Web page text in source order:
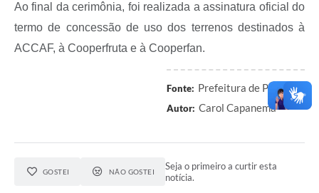
Ao final da cerimônia, foi realizada a assinatura oficial do
termo de concessão de uso dos terrenos destinados à
ACCAF, à Cooperfruta e à Cooperfan.
Fonte: Prefeitura de Paracatu
Autor: Carol Capanema
GOSTEI NÃO GOSTEI
Seja o primeiro a curtir esta
notícia.